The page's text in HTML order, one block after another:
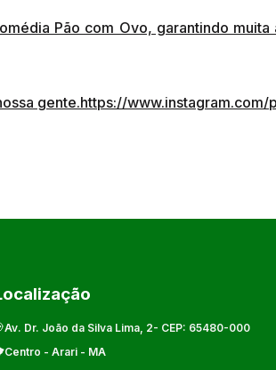
Pão com Ovo, garantindo
gente.https://www.instagram.com/
Av. Dr. João da Silva Lima, 2- CEP: 65480-000
Centro -Arari - MA